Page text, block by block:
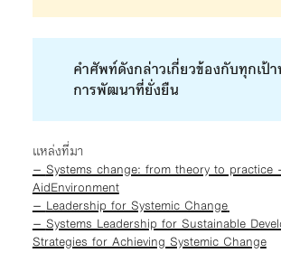
คำศัพท์ดังกล่าวเกี่ยวข้องกับทุกเป้
การพัฒนาที่ยั่งยืน
เเหล่งที่มา
– Systems change: from theory to practice
AidEnvironment
– Leadership for Systemic Change
– Systems Leadership for Sustainable
Strategies for Achieving Systemic Change